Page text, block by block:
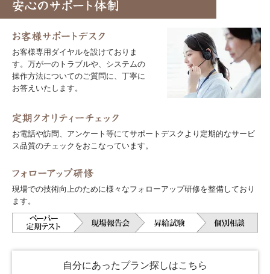
お客様専用ダイヤルを設けておりま
す。万が一のトラブルや、システムの
操作方法についてのご質問に、丁寧に
お答えいたします。
お電話や訪問、アンケート等にてサポートデスクより定期的なサービ
ス品質のチェックをおこなっています。
現場での技術向上のために様々なフォローアップ研修を整備しており
ます。
自分にあったプラン探しはこちら